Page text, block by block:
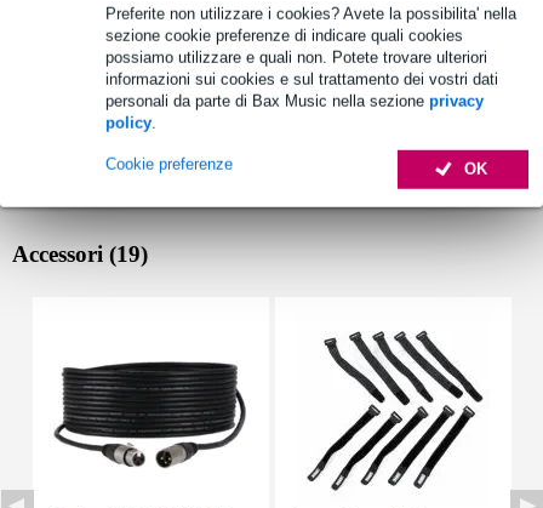
Preferite non utilizzare i cookies? Avete la possibilita' nella
sezione cookie preferenze di indicare quali cookies
possiamo utilizzare e quali non. Potete trovare ulteriori
informazioni sui cookies e sul trattamento dei vostri dati
personali da parte di Bax Music nella sezione privacy
policy.
OK
Cookie preferenze
Accessori (19)